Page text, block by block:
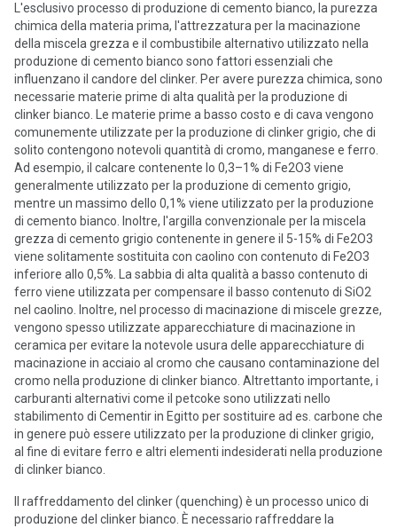
L'esclusivo processo di produzione di cemento bianco, la purezza
chimica della materia prima, l'attrezzatura per la macinazione
della miscela grezza e il combustibile alternativo utilizzato nella
produzione di cemento bianco sono fattori essenziali che
influenzano il candore del clinker. Per avere purezza chimica, sono
necessarie materie prime di alta qualità per la produzione di
clinker bianco. Le materie prime a basso costo e di cava vengono
comunemente utilizzate per la produzione di clinker grigio, che di
solito contengono notevoli quantità di cromo, manganese e ferro.
Ad esempio, il calcare contenente lo 0,3–1% di Fe2O3 viene
generalmente utilizzato per la produzione di cemento grigio,
mentre un massimo dello 0,1% viene utilizzato per la produzione
di cemento bianco. Inoltre, l'argilla convenzionale per la miscela
grezza di cemento grigio contenente in genere il 5-15% di Fe2O3
viene solitamente sostituita con caolino con contenuto di Fe2O3
inferiore allo 0,5%. La sabbia di alta qualità a basso contenuto di
ferro viene utilizzata per compensare il basso contenuto di SiO2
nel caolino. Inoltre, nel processo di macinazione di miscele grezze,
vengono spesso utilizzate apparecchiature di macinazione in
ceramica per evitare la notevole usura delle apparecchiature di
macinazione in acciaio al cromo che causano contaminazione del
cromo nella produzione di clinker bianco. Altrettanto importante, i
carburanti alternativi come il petcoke sono utilizzati nello
stabilimento di Cementir in Egitto per sostituire ad es. carbone che
in genere può essere utilizzato per la produzione di clinker grigio,
al fine di evitare ferro e altri elementi indesiderati nella produzione
di clinker bianco.
Il raffreddamento del clinker (quenching) è un processo unico di
produzione del clinker bianco. È necessario raffreddare la